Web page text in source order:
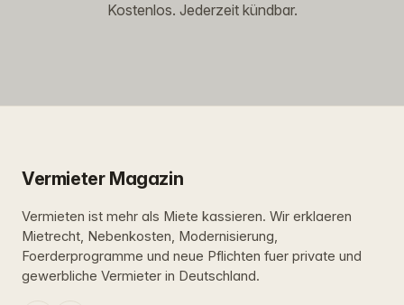
Kostenlos. Jederzeit kündbar.
Vermieter Magazin
Vermieten ist mehr als Miete kassieren. Wir erklaeren
Mietrecht, Nebenkosten, Modernisierung,
Foerderprogramme und neue Pflichten fuer private und
gewerbliche Vermieter in Deutschland.